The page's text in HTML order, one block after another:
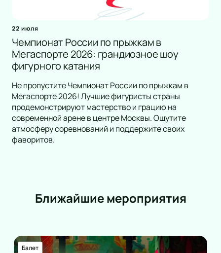
22 июля
Чемпионат России по прыжкам в
Мегаспорте 2026: грандиозное шоу
фигурного катания
Не пропустите Чемпионат России по прыжкам в
Мегаспорте 2026! Лучшие фигуристы страны
продемонстрируют мастерство и грацию на
современной арене в центре Москвы. Ощутите
атмосферу соревнований и поддержите своих
фаворитов.
Ближайшие мероприятия
Балет